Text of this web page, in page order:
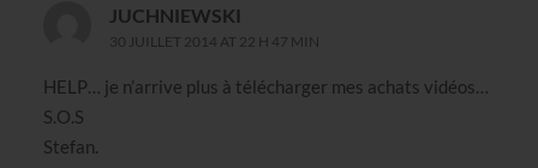
JUCHNIEWSKI
30 JUILLET 2014 AT 22 H 47 MIN
HELP… je n’arrive plus à télécharger mes achats vidéos…
S.O.S
Stefan.